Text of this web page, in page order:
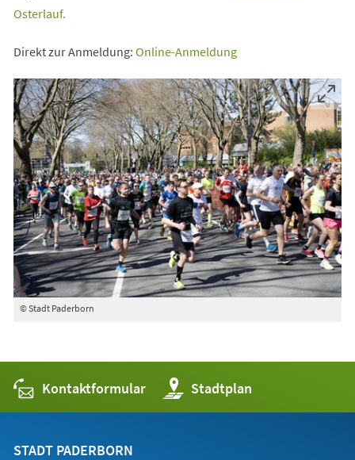
Osterlauf.
(Öffnet
einem
neuen
Tab)
Direkt zur Anmeldung: Online-Anmeldung
(Öffnet
einem
neuen
Tab)
© Stadt Paderborn
Kontaktformular Stadtplan
(Öffnet
in
einem
STADT PADERBORN